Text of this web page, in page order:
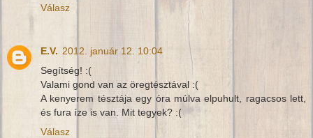
Válasz
E.V. 2012. január 12. 10:04
Segítség! :(
Valami gond van az öregtésztával :(
A kenyerem tésztája egy óra múlva elpuhult, ragacsos lett,
és fura íze is van. Mit tegyek? :(
Válasz